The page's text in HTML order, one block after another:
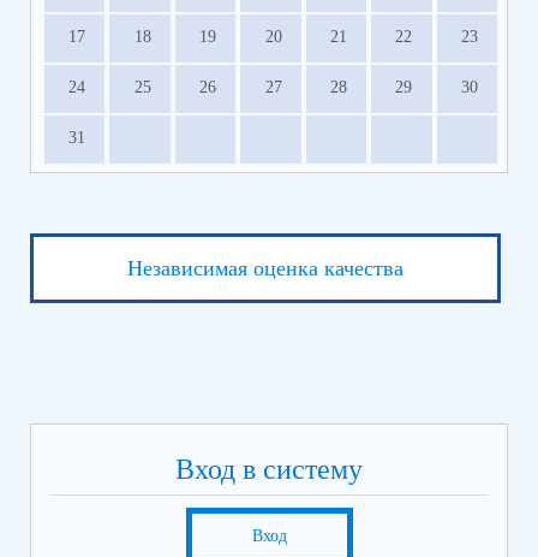
17 18 19 20 21 22 23
24 25 26 27 28 29 30
31
Независимая оценка качества
Вход в систему
Вход